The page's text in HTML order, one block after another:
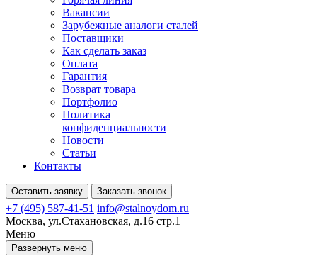
Вакансии
Зарубежные аналоги сталей
Поставщики
Как сделать заказ
Оплата
Гарантия
Возврат товара
Портфолио
Политика
конфиденциальности
Новости
Статьи
Контакты
Оставить заявку Заказать звонок
+7 (495) 587-41-51 info@stalnoydom.ru
Москва, ул.Стахановская, д.16 стр.1
Меню
Развернуть меню